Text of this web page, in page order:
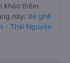
khảo thêm
này: Xe ghế
- Thái Nguyên